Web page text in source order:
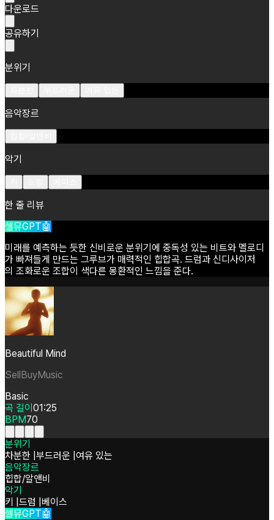
다운로드
공유하기
분위기
음악장르
악기
한 줄 리뷰
셀뮤GPT🤖
미래를 예측하는 듯한 신비로운 분위기에 중독성 있는 비트와 멜로디
가 빠져들게 만드는 그루브가 매력적인 힙합곡. 드럼과 신디사이저
의 조화로운 조합이 색다른 몽환적인 느낌을 준다.
Beautiful Mind
SellBuyMusic
Basic
곡 길이 01:25
BPM70
분위기
차분한 부드러운 여유 있는
음악장르
힙합/알앤비
악기
키 드럼
베이스
셀뮤GPT🤖